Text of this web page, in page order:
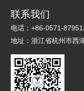
联系我们
电话：+86-0571-
地址：浙江省杭州市西